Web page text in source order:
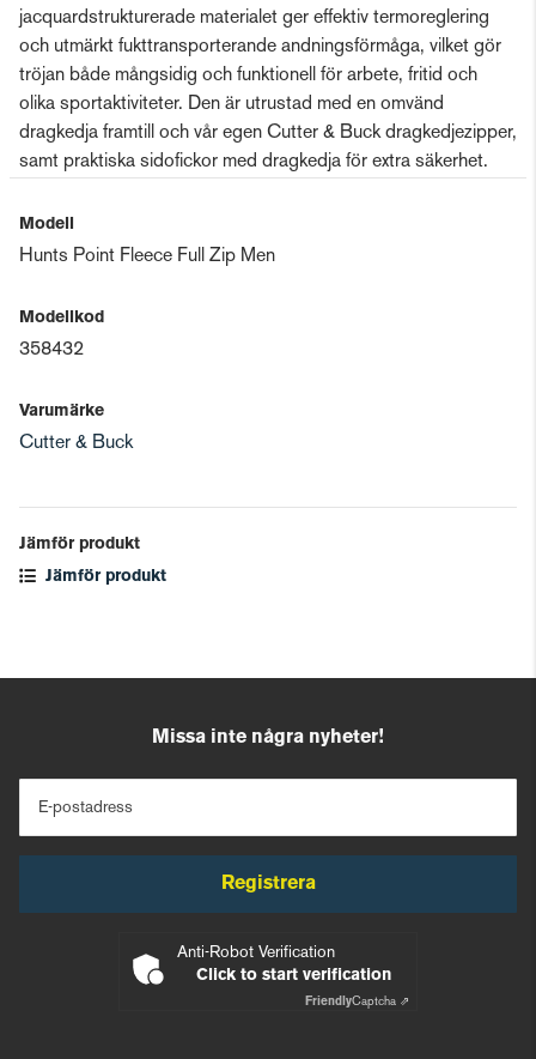
jacquardstrukturerade materialet ger effektiv termoreglering
och utmärkt fukttransporterande andningsförmåga, vilket gör
tröjan både mångsidig och funktionell för arbete, fritid och
olika sportaktiviteter. Den är utrustad med en omvänd
dragkedja framtill och vår egen Cutter & Buck dragkedjezipper,
samt praktiska sidofickor med dragkedja för extra säkerhet.
Modell
Hunts Point Fleece Full Zip Men
Modellkod
358432
Varumärke
Cutter & Buck
Jämför produkt
Jämför produkt
Missa inte några nyheter!
E-postadress
Registrera
Anti-Robot Verification
Click to start verification
FriendlyCaptcha ⇗